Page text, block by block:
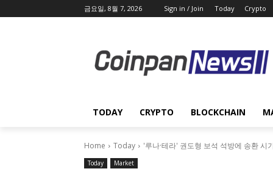
금요일, 8월 7, 2026 Sign in / Join Today Crypto
TODAY CRYPTO BLOCKCHAIN
Home Today '루나·테라' 권도형 보석 석방에 송환 시
Today Market